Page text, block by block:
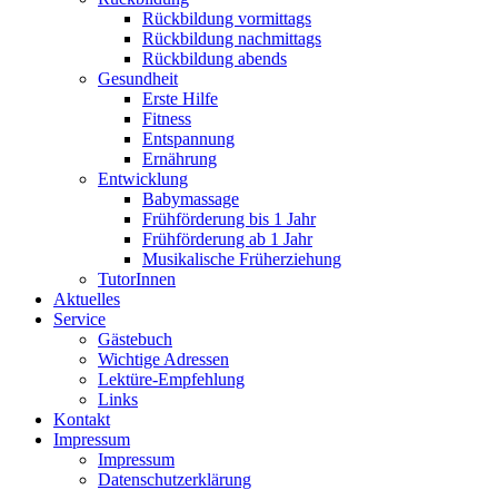
Rückbildung vormittags
Rückbildung nachmittags
Rückbildung abends
Gesundheit
Erste Hilfe
Fitness
Entspannung
Ernährung
Entwicklung
Babymassage
Frühförderung bis 1 Jahr
Frühförderung ab 1 Jahr
Musikalische Früherziehung
TutorInnen
Aktuelles
Service
Gästebuch
Wichtige Adressen
Lektüre-Empfehlung
Links
Kontakt
Impressum
Impressum
Datenschutzerklärung